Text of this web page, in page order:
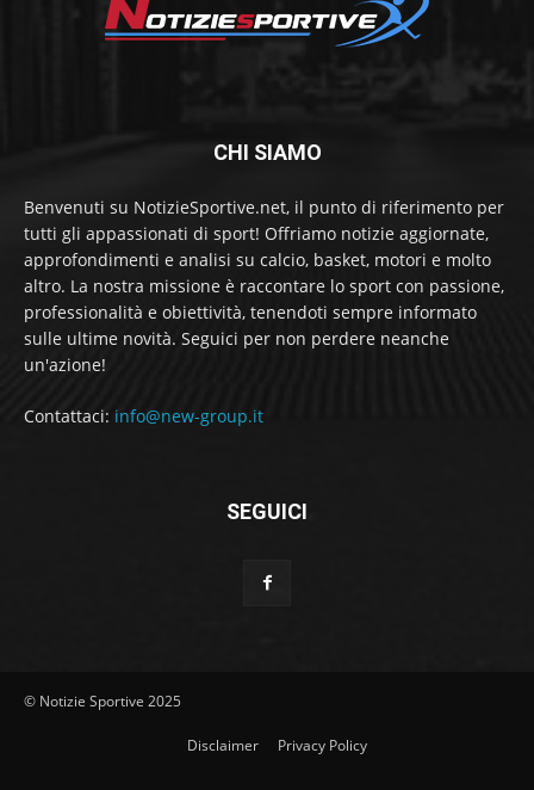
CHI SIAMO
Benvenuti su NotizieSportive.net, il punto di riferimento per
tutti gli appassionati di sport! Offriamo notizie aggiornate,
approfondimenti e analisi su calcio, basket, motori e molto
altro. La nostra missione è raccontare lo sport con passione,
professionalità e obiettività, tenendoti sempre informato
sulle ultime novità. Seguici per non perdere neanche
un'azione!
Contattaci: info@new-group.it
SEGUICI
© Notizie Sportive 2025
Disclaimer Privacy Policy